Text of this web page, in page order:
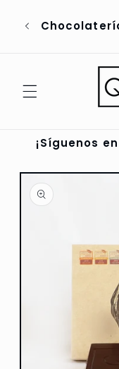
al contenido
¡Síguenos
directamente
información